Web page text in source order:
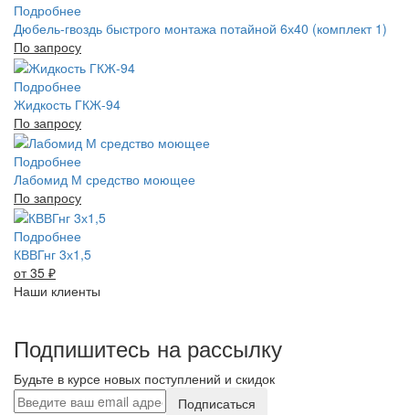
Подробнее
Дюбель-гвоздь быстрого монтажа потайной 6х40 (комплект 1)
По запросу
Подробнее
Жидкость ГКЖ-94
По запросу
Подробнее
Лабомид М средство моющее
По запросу
Подробнее
КВВГнг 3х1,5
от 35 ₽
Наши клиенты
Подпишитесь на рассылку
Будьте в курсе новых поступлений и скидок
Подписаться